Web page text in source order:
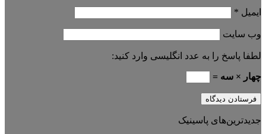
ایمیل *
وب‌ سایت
لطفا پاسخ را به عدد انگلیسی وارد کنید:
چهار × سه =
جدیدترین‌های پاسینیک